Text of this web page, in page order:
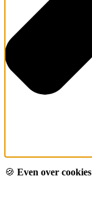
🍪 Even over cookies